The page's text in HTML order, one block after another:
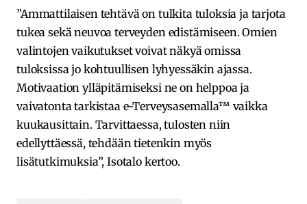
”Ammattilaisen tehtävä on tulkita tuloksia ja tarjota
tukea sekä neuvoa terveyden edistämiseen. Omien
valintojen vaikutukset voivat näkyä omissa
tuloksissa jo kohtuullisen lyhyessäkin ajassa.
Motivaation ylläpitämiseksi ne on helppoa ja
vaivatonta tarkistaa e-Terveysasemalla™ vaikka
kuukausittain. Tarvittaessa, tulosten niin
edellyttäessä, tehdään tietenkin myös
lisätutkimuksia”, Isotalo kertoo.